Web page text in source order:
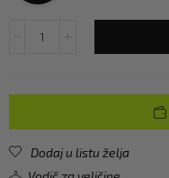
Dodaj u listu želja